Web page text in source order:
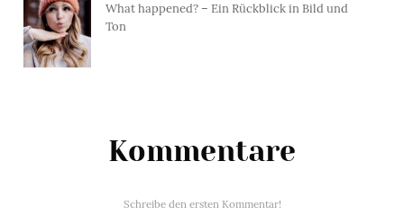
What happened? – Ein Rückblick in Bild und
Ton
Kommentare
Schreibe den ersten Kommentar!